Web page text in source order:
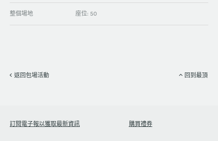
整個場地 座位: 50
返回包場活動 回到最頂
訂閱電子報以獲取最新資訊 購買禮券